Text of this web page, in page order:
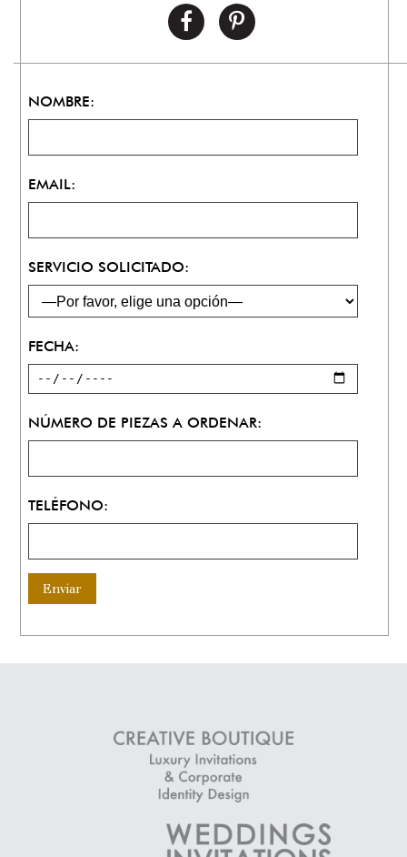
NOMBRE:
EMAIL:
SERVICIO SOLICITADO:
FECHA:
NÚMERO DE PIEZAS A ORDENAR:
TELÉFONO: